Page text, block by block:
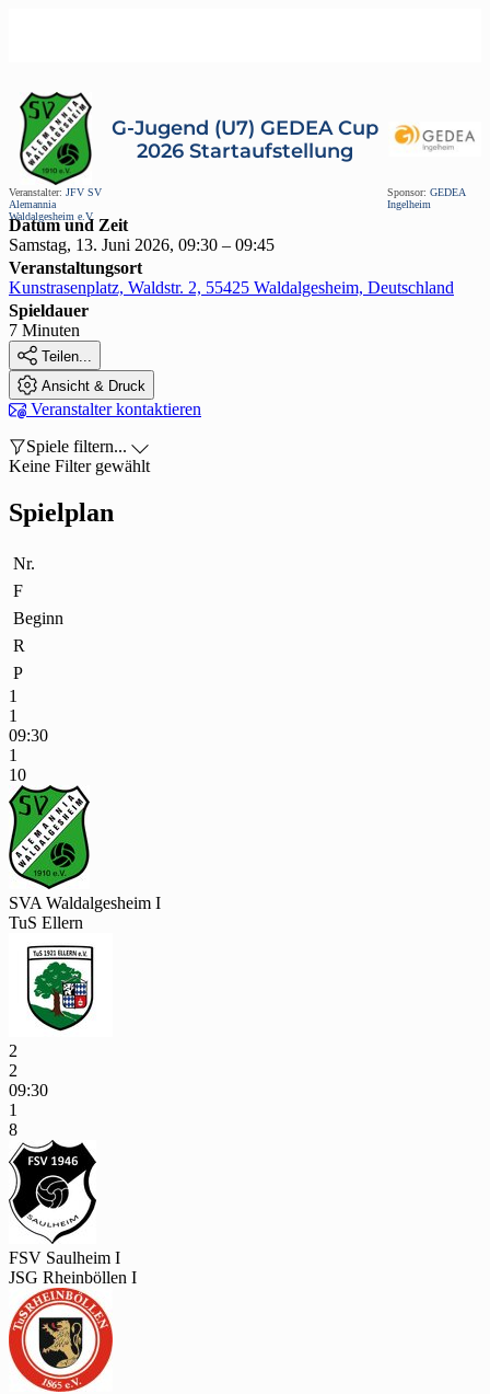
Veranstalter: JFV SV
Alemannia
Waldalgesheim e.V.
G-Jugend (U7) GEDEA Cup
2026 Startaufstellung
Sponsor: GEDEA
Ingelheim
Datum und Zeit
Samstag, 13. Juni 2026, 09:30 – 09:45
Veranstaltungsort
Kunstrasenplatz, Waldstr. 2, 55425 Waldalgesheim, Deutschland
Spieldauer
7 Minuten
 Teilen...
 Ansicht & Druck
 Veranstalter kontaktieren
Spiele filtern... 
Keine Filter gewählt
Spielplan
Nr.
F
Beginn
R
P
1
1
09:30
1
10
SVA Waldalgesheim I
TuS Ellern
2
2
09:30
1
8
FSV Saulheim I
JSG Rheinböllen I